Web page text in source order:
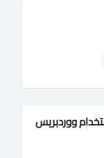
ووردبريس